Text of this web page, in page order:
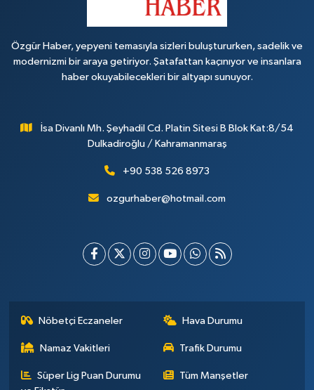
Özgür Haber, yepyeni temasıyla sizleri buluştururken, sadelik ve
modernizmi bir araya getiriyor. Şatafattan kaçınıyor ve insanlara
haber okuyabilecekleri bir altyapı sunuyor.
İsa Divanlı Mh. Şeyhadil Cd. Platin Sitesi B Blok Kat:8/54
Dulkadiroğlu / Kahramanmaraş
+90 538 526 8973
ozgurhaber@hotmail.com
Nöbetçi Eczaneler Hava Durumu
Namaz Vakitleri Trafik Durumu
Süper Lig Puan Durumu
Tüm Manşetler